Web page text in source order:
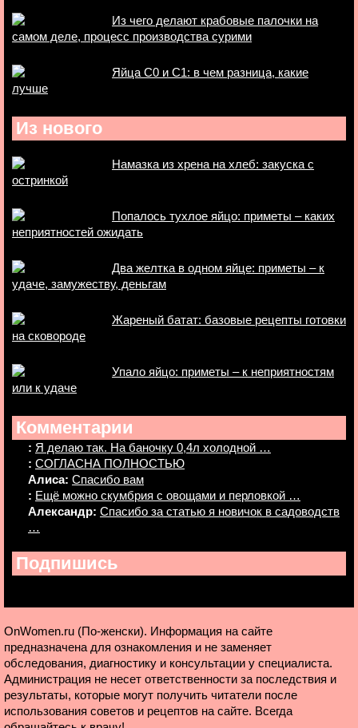
Из чего делают крабовые палочки на
самом деле, процесс производства сурими
Яйца С0 и С1: в чем разница, какие
лучше
Из нового
Намазка из хрена на хлеб: закуска с
остринкой
Попалось тухлое яйцо: приметы – каких
неприятностей ожидать
Два желтка в одном яйце: приметы – к
удаче, замужеству, деньгам
Жареный батат: базовые рецепты готовки
на сковороде
Упало яйцо: приметы – к неприятностям
или к удаче
Комментарии
: Я делаю так. На баночку 0,4л холодной …
: СОГЛАСНА ПОЛНОСТЬЮ
Алиса: Спасибо вам
: Ещё можно скумбрия с овощами и перловкой …
Александр: Спасибо за статью я новичок в садоводств
…
Подпишись
OnWomen.ru (По-женски). Информация на сайте
предназначена для ознакомления и не заменяет
обследования, диагностику и консультации у специалиста.
Администрация не несет ответственности за последствия и
результаты, которые могут получить читатели после
использования советов и рецептов на сайте. Всегда